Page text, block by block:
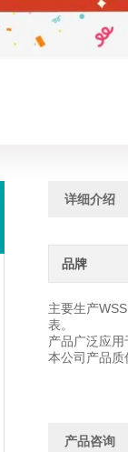
详细介绍
品牌
主要生产
表。
产品广泛应
本公司产品
产品咨询